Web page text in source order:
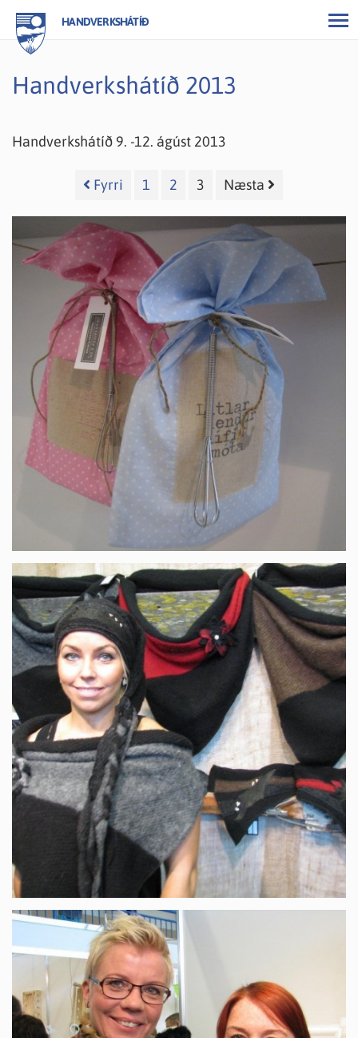
HANDVERKSHÁTÍÐ
Handverkshátíð 2013
Handverkshátíð 9. -12. ágúst 2013
Fyrri 1 2 3 Næsta